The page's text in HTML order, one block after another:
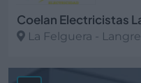
Coelan Electricistas
La Felguera -
Ver más